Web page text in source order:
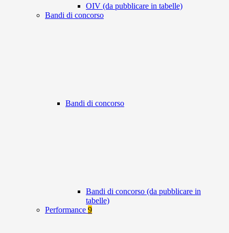
OIV (da pubblicare in tabelle)
Bandi di concorso
Bandi di concorso
Bandi di concorso (da pubblicare in
tabelle)
Performance 9